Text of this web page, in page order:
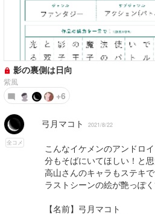
影の裏側は日向
紫風
+6
全コメ
弓月マコト 2021/8/22
こんなイケメンのアンドロ
分もそばにいてほしい！と思
高山さんのキャラもステキで
ラストシーンの絵が艶っぽ
【名前】弓月マコト